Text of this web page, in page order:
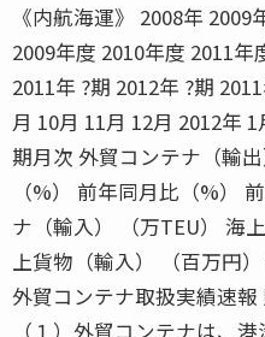
《内航海運》 2008年
2009年度 2010年度 2011年
2011年 ?期 2012年 ?期
月 10月 11月 12月 2012年
期月次 外貿コンテナ（輸
（%） 前年同月比（%）
ナ（輸入） （万TEU） 海
上貨物（輸入） （百万円
外貿コンテナ取扱実績速報
（１）外貿コンテナは、